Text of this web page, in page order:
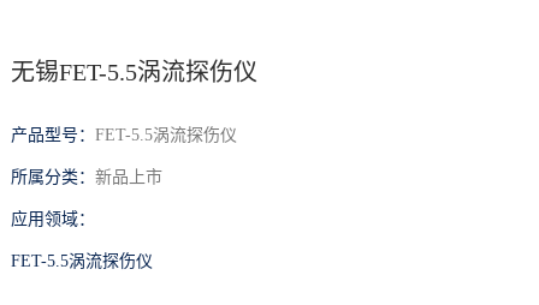
无锡FET-5.5涡流探伤仪
产品型号： FET-5.5涡流探伤仪
所属分类： 新品上市
应用领域：
FET-5.5涡流探伤仪